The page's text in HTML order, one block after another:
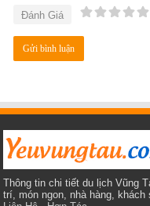
Đánh Giá
Thông tin chi tiết du lịch Vũng
trí, món ngon, nhà hàng, khách